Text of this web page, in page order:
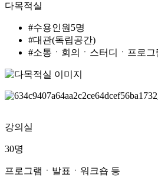
다목적실
#수용인원5명
#대관(독립공간)
#소통ㆍ회의ㆍ스터디ㆍ프로
강의실
30명
프로그램ㆍ발표ㆍ워크숍 등